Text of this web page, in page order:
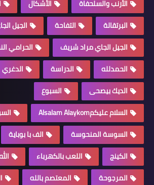
الأرنب والسلحفاة
الأشكال
البرتقالة
التفاحة
الجيل
الجيل الجاي مراد شريف
الحرامي
الحمدلله
الدراسة
الدغري
الديك بيصحى
السبوع
السلام عليكمAlsalam Alaykom
السوسة المنحوسة
الف با بوباية
الكينج
اللعب بالكهرباء
المرجوحة
المعتصم بالله